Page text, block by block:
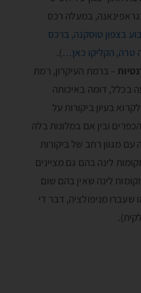
במעלה רכס
בצפון טוסקנה, ברכס
טרה, הקליקו כאן…).
– ברמת העיקרון, רמת
בכלל, דומה באיכותה
בעיון ביקורות על
ובין אם במלונות בלה
מגוון רחב של ביקורות
לינה בהם גם מציינים
לינה שאין בהם שום
שעברו מניפולציה, דבר די